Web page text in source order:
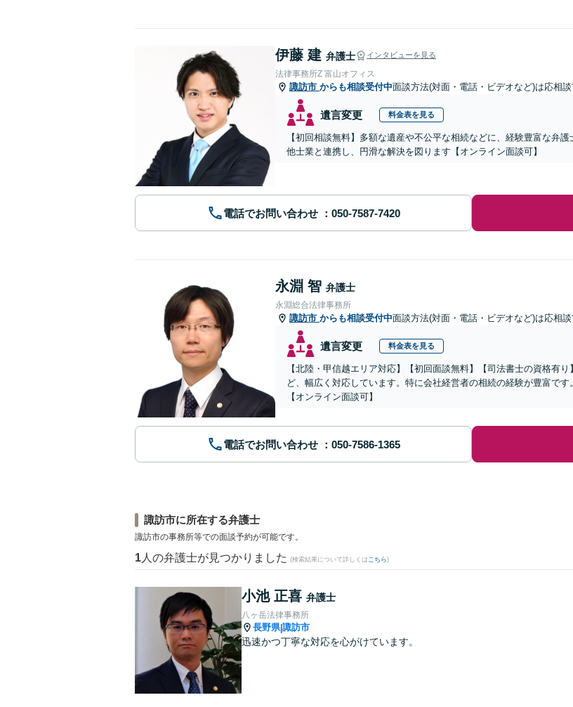
伊藤 建 弁護士 インタビューを見る
法律事務所Z 富山オフィス
諏訪市 からも相談受付中面談方法(対面・電話・ビデオなど)は応相談
遺言変更 料金表を見る
【初回相談無料】多額な遺産や不公平な相続などに、経験豊富な弁
他士業と連携し、円滑な解決を図ります【オンライン面談可】
電話でお問い合わせ
永淵 智 弁護士
永淵総合法律事務所
諏訪市 からも相談受付中面談方法(対面・電話・ビデオなど)は応相談
遺言変更 料金表を見る
【北陸・甲信越エリア対応】【初回面談無料】【司法書士の資格有
ど、幅広く対応しています。特に会社経営者の相続の経験が豊富で
【オンライン面談可】
電話でお問い合わせ
諏訪市に所在する弁護士
諏訪市の事務所等での面談予約が可能です。
1 人の弁護士が見つかりました (検索結果について詳しくは こちら)
小池 正喜 弁護士
八ヶ岳法律事務所
長野県|諏訪市
迅速かつ丁寧な対応を心がけています。